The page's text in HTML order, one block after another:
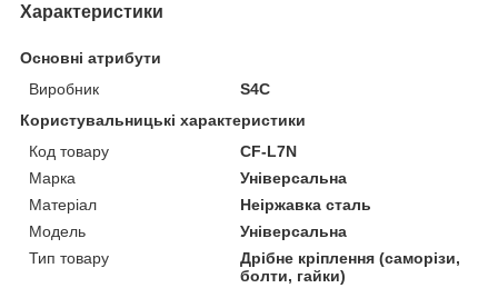
Характеристики
Основні атрибути
Виробник
S4C
Користувальницькі характеристики
Код товару
CF-L7N
Марка
Універсальна
Матеріал
Неіржавка сталь
Мoдель
Універсальна
Тип товару
Дрібне кріплення (саморізи,
болти, гайки)